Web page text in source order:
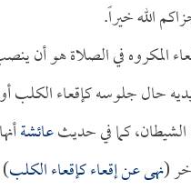
الله خيراً.
المكروه في الصلاة هو أن
حال جلوسه كإقعاء الكلب
كما في حديثعائشة
(نهى عن إقعاء كإقعاء الكلب)